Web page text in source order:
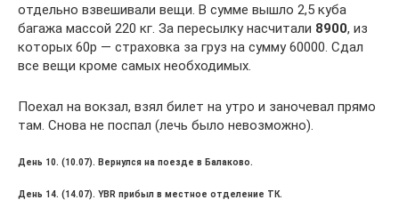
отдельно взвешивали вещи. В сумме вышло 2,5 куба
багажа массой 220 кг. За пересылку насчитали 8900, из
которых 60р — страховка за груз на сумму 60000. Сдал
все вещи кроме самых необходимых.
Поехал на вокзал, взял билет на утро и заночевал прямо
там. Снова не поспал (лечь было невозможно).
День 10. (10.07). Вернулся на поезде в Балаково.
День 14. (14.07). YBR прибыл в местное отделение ТК.